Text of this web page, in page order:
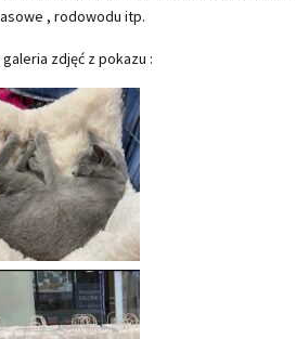
, rodowodu itp.
zdjęć z pokazu :